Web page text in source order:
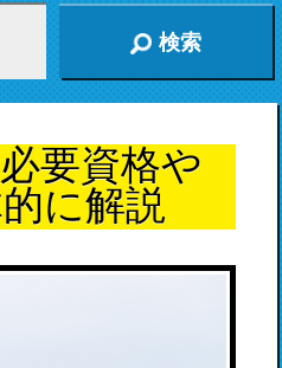
検索
要資格や
に解説